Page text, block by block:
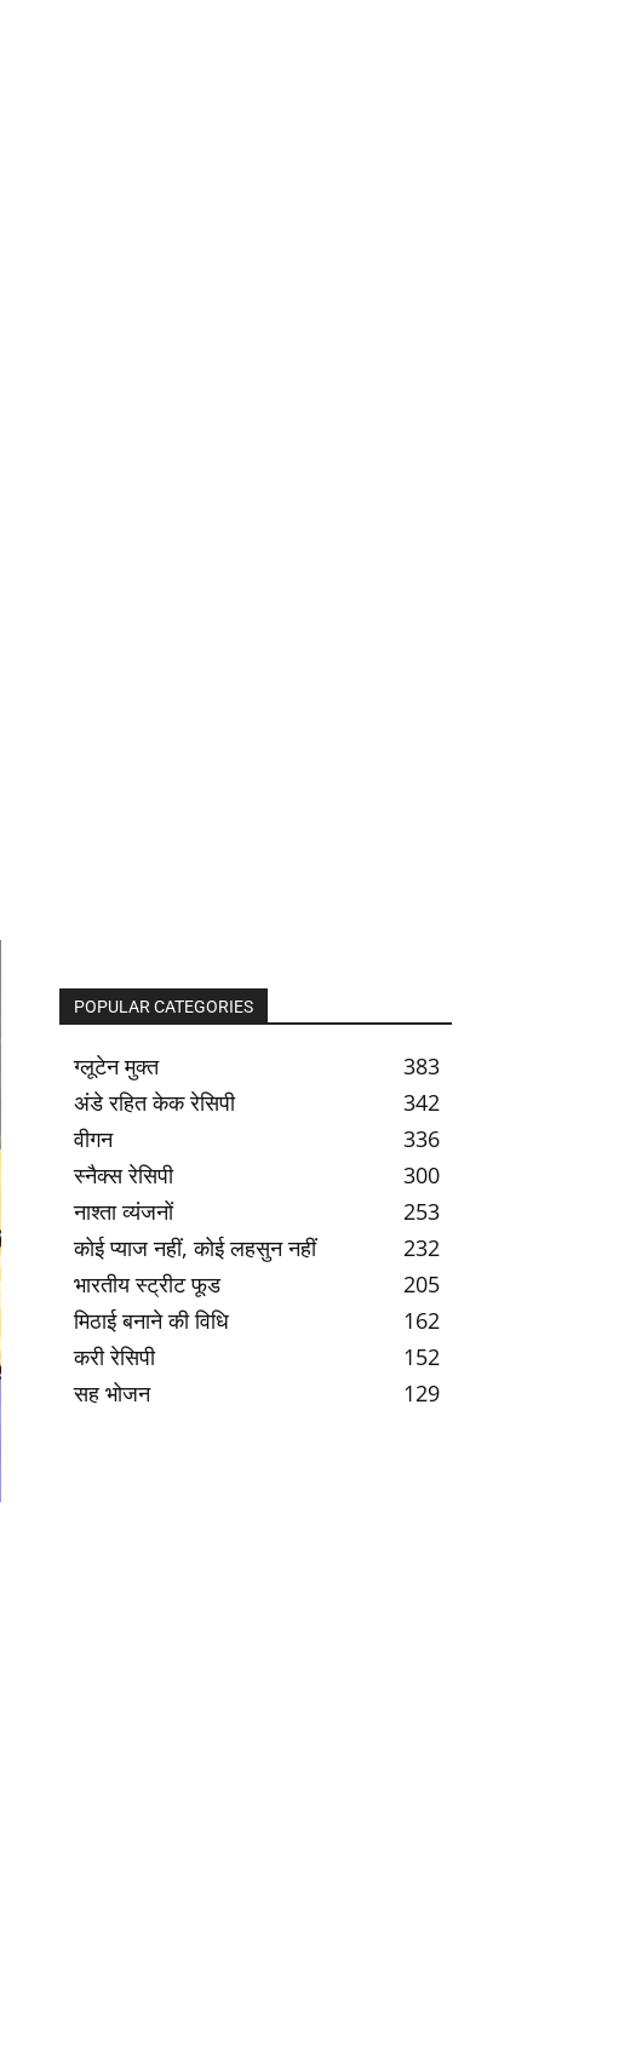
POPULAR CATEGORIES
ग्लूटेन मुक्त
383
अंडे रहित केक रेसिपी
342
वीगन
336
स्नैक्स रेसिपी
300
नाश्ता व्यंजनों
253
कोई प्याज नहीं, कोई लहसुन नहीं
232
भारतीय स्ट्रीट फूड
205
मिठाई बनाने की विधि
162
करी रेसिपी
152
सह भोजन
129